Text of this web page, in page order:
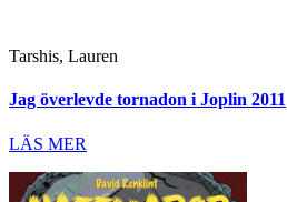
Tarshis, Lauren
Jag överlevde tornadon i Joplin 2011
LÄS MER